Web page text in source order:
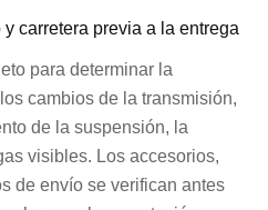
carretera previa a la entrega
para determinar la
cambios de la transmisión,
de la suspensión, la
visibles. Los accesorios,
de envío se verifican antes